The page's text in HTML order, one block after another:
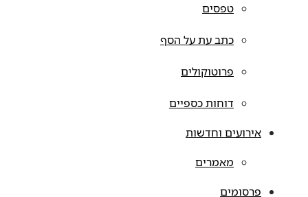
טפסים
כתב עת על הסף
פרוטוקולים
דוחות כספיים
אירועים וחדשות
מאמרים
פרסומים